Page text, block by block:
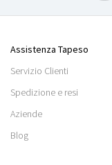
Assistenza Tapeso
Servizio Clienti
Spedizione e resi
Aziende
Blog